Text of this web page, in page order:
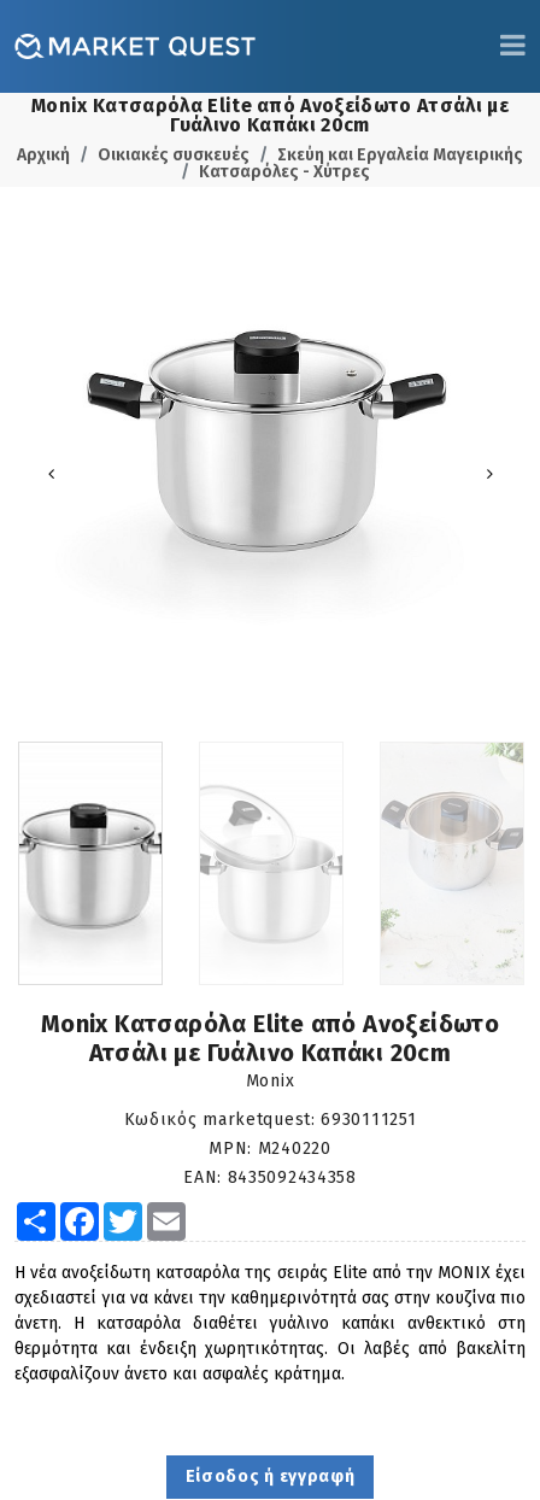
Monix Κατσαρόλα Elite από Ανοξείδωτο Ατσάλι με
Γυάλινο Καπάκι 20cm
Αρχική Οικιακές συσκευές
Σκεύη και Εργαλεία Μαγειρικής
Κατσαρόλες - Χύτρες
Monix Κατσαρόλα Elite από Ανοξείδωτο
Ατσάλι με Γυάλινο Καπάκι 20cm
Monix
Κωδικός marketquest:6930111251
MPN: M240220
EAN: 8435092434358
Share Facebook
Twitter
Η νέα ανοξείδωτη κατσαρόλα της σειράς Elite από την MONIX έχει
σχεδιαστεί για να κάνει την καθημερινότητά σας στην κουζίνα πιο
άνετη. Η κατσαρόλα διαθέτει γυάλινο καπάκι ανθεκτικό στη
θερμότητα και ένδειξη χωρητικότητας. Οι λαβές από βακελίτη
εξασφαλίζουν άνετο και ασφαλές κράτημα.
Είσοδος ή εγγραφή